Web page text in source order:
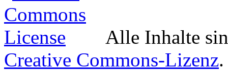
Alle Inhalte
Creative Commons-Lizenz.